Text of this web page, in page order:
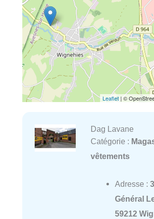
Leaflet| ©
Dag Lavane
Catégorie :
vêtements
Adresse :
Général
59212